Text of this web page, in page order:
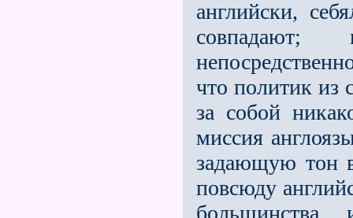
английски,
что политик из
за собой
миссия
задающую тон
повсюду
большинства